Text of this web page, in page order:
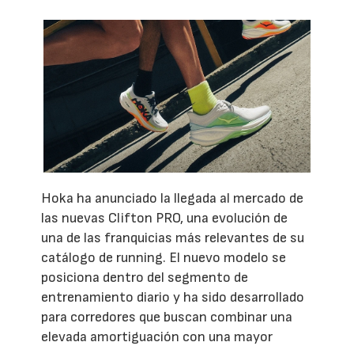
Hoka ha anunciado la llegada al mercado de
las nuevas Clifton PRO, una evolución de
una de las franquicias más relevantes de su
catálogo de running. El nuevo modelo se
posiciona dentro del segmento de
entrenamiento diario y ha sido desarrollado
para corredores que buscan combinar una
elevada amortiguación con una mayor